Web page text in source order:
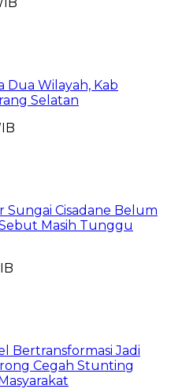
Dua Wilayah, Kab
Selatan
Sungai Cisadane Belum
Masih Tunggu
Bertransformasi Jadi
Cegah Stunting